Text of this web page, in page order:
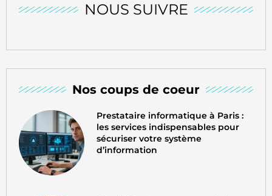
NOUS SUIVRE
Nos coups de coeur
Prestataire informatique à Paris :
les services indispensables pour
sécuriser votre système
d’information